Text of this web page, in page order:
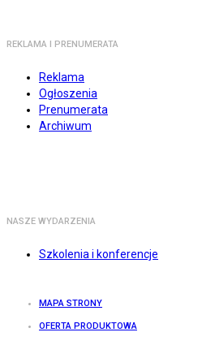
REKLAMA I PRENUMERATA
Reklama
Ogłoszenia
Prenumerata
Archiwum
NASZE WYDARZENIA
Szkolenia i konferencje
MAPA STRONY
OFERTA PRODUKTOWA